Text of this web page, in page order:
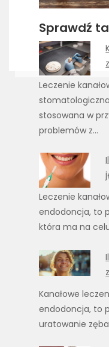
Sprawdź
Leczenie
stosowana w
problemów z…
Leczenie
endodoncja, to
która ma na
Kanałowe
endodoncja, to
uratowanie